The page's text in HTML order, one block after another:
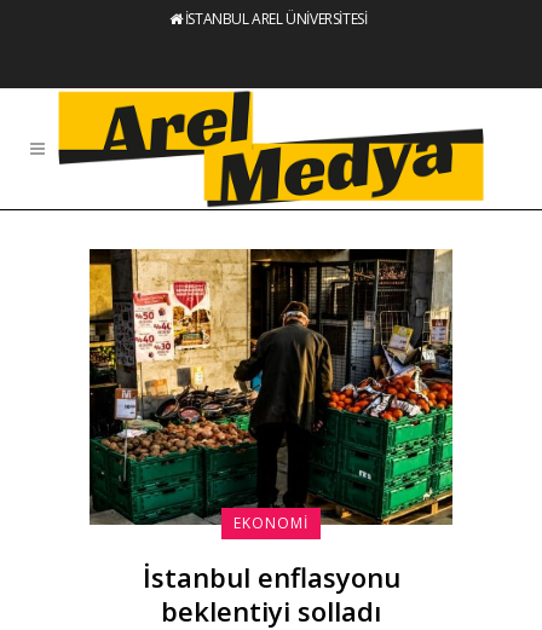
İSTANBUL AREL ÜNİVERSİTESİ
EKONOMI
İstanbul enflasyonu
beklentiyi solladı